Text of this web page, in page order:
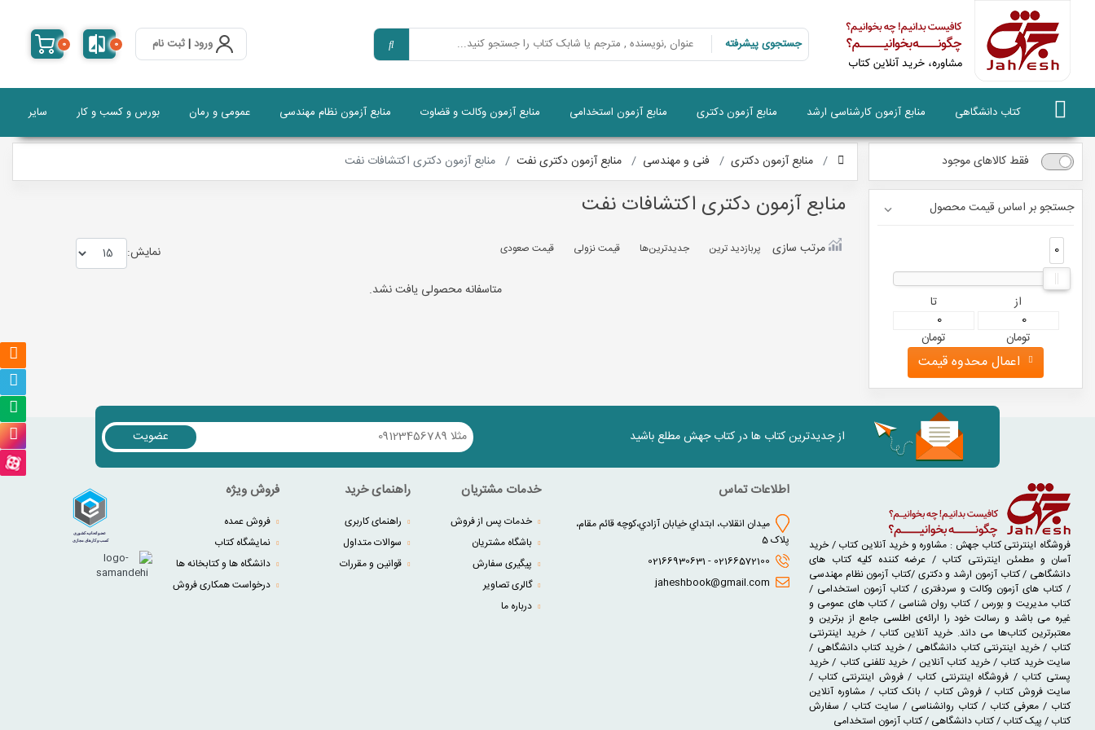
جستجوی پیشرفته ورود|ثبت نام 0
0
کتاب دانشگاهی منابع آزمون کارشناسی ارشد منابع آزمون دکتری منابع آزمون استخدامی منابع آزمون وکالت و قضاوت منابع آزمون نظام مهندسی عمومی و رمان بورس و کسب و کار سایر
فقط کالاهای موجود
جستجو بر اساس قیمت محصول
0
0
از
تومان
تا
تومان
اعمال محدوه قیمت
منابع آزمون دکتری فنی و مهندسی منابع آزمون دکتری نفت منابع آزمون دکتری اکتشافات نفت
منابع آزمون دکتری اکتشافات نفت
مرتب سازی پربازديد ترين جديدترين‌ها قيمت نزولی قيمت صعودی
نمايش:
متاسفانه محصولی یافت نشد.
از جدیدترین کتاب ها در کتاب جهش مطلع باشید عضویت
فروشگاه اینترنتی کتاب جهش : مشاوره و خرید آنلاین کتاب / خرید
آسان و مطمئن اینترنتی کتاب / عرضه کننده کلیه کتاب های
دانشگاهی / کتاب آزمون ارشد و دکتری /کتاب آزمون نظام مهندسی
/ کتاب های آزمون وکالت و سردفتری / کتاب آزمون استخدامی /
کتاب مدیریت و بورس / کتاب روان شناسی / کتاب های عمومی و
غیره می باشد و رسالت خود را ارائه‌ی اطلسی جامع از برترین و
معتبرترین کتاب‌ها می داند. خرید آنلاین کتاب / خرید اینترنتی
کتاب / خرید اینترنتی کتاب دانشگاهی / خرید کتاب دانشگاهی /
سایت خرید کتاب / خرید کتاب آنلاین / خرید تلفنی کتاب / خرید
پستی کتاب / فروشگاه اینترنتی کتاب / فروش اینترنتی کتاب /
سایت فروش کتاب / فروش کتاب / بانک کتاب / مشاوره آنلاین
کتاب / معرفی کتاب / کتاب روانشناسی / سایت کتاب / سفارش
کتاب / پیک کتاب / کتاب دانشگاهی / کتاب آزمون استخدامی
اطلاعات تماس
میدان انقلاب، ابتداي خيابان آزادي،کوچه قائم مقام،
پلاک 5
خدمات مشتریان
خدمات پس از فروش
باشگاه مشتریان
پیگیری سفارش
گالری تصاویر
درباره ما
راهنمای خرید
راهنمای کاربری
سوالات متداول
قوانین و مقررات
فروش ویژه
فروش عمده
نمایشگاه کتاب
دانشگاه ها و کتابخانه ها
درخواست همکاری فروش